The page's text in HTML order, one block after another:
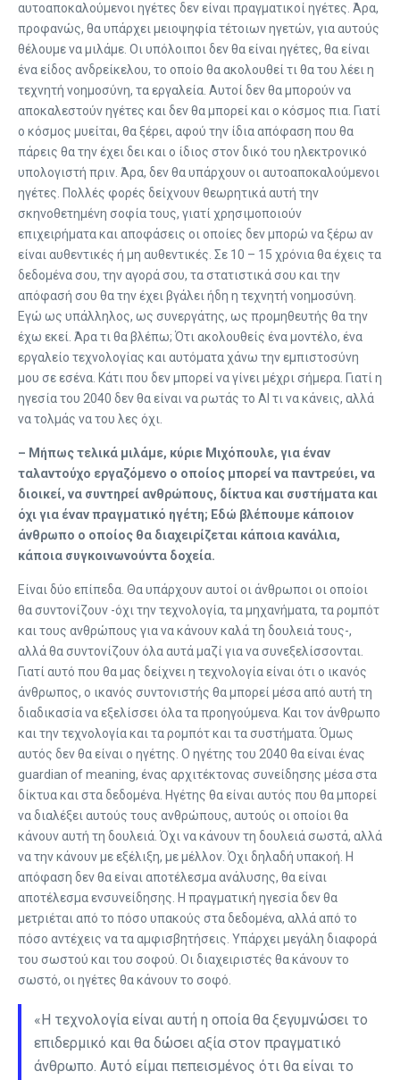
αυτοαποκαλούμενοι ηγέτες δεν είναι πραγματικοί ηγέτες. Άρα,
προφανώς, θα υπάρχει μειοψηφία τέτοιων ηγετών, για αυτούς
θέλουμε να μιλάμε. Οι υπόλοιποι δεν θα είναι ηγέτες, θα είναι
ένα είδος ανδρείκελου, το οποίο θα ακολουθεί τι θα του λέει η
τεχνητή νοημοσύνη, τα εργαλεία. Αυτοί δεν θα μπορούν να
αποκαλεστούν ηγέτες και δεν θα μπορεί και ο κόσμος πια. Γιατί
ο κόσμος μυείται, θα ξέρει, αφού την ίδια απόφαση που θα
πάρεις θα την έχει δει και ο ίδιος στον δικό του ηλεκτρονικό
υπολογιστή πριν. Άρα, δεν θα υπάρχουν οι αυτοαποκαλούμενοι
ηγέτες. Πολλές φορές δείχνουν θεωρητικά αυτή την
σκηνοθετημένη σοφία τους, γιατί χρησιμοποιούν
επιχειρήματα και αποφάσεις οι οποίες δεν μπορώ να ξέρω αν
είναι αυθεντικές ή μη αυθεντικές. Σε 10 – 15 χρόνια θα έχεις τα
δεδομένα σου, την αγορά σου, τα στατιστικά σου και την
απόφασή σου θα την έχει βγάλει ήδη η τεχνητή νοημοσύνη.
Εγώ ως υπάλληλος, ως συνεργάτης, ως προμηθευτής θα την
έχω εκεί. Άρα τι θα βλέπω; Ότι ακολουθείς ένα μοντέλο, ένα
εργαλείο τεχνολογίας και αυτόματα χάνω την εμπιστοσύνη
μου σε εσένα. Κάτι που δεν μπορεί να γίνει μέχρι σήμερα. Γιατί η
ηγεσία του 2040 δεν θα είναι να ρωτάς το AI τι να κάνεις, αλλά
να τολμάς να του λες όχι.
– Μήπως τελικά μιλάμε, κύριε Μιχόπουλε, για έναν
ταλαντούχο εργαζόμενο ο οποίος μπορεί να παντρεύει, να
διοικεί, να συντηρεί ανθρώπους, δίκτυα και συστήματα και
όχι για έναν πραγματικό ηγέτη; Εδώ βλέπουμε κάποιον
άνθρωπο ο οποίος θα διαχειρίζεται κάποια κανάλια,
κάποια συγκοινωνούντα δοχεία.
Είναι δύο επίπεδα. Θα υπάρχουν αυτοί οι άνθρωποι οι οποίοι
θα συντονίζουν -όχι την τεχνολογία, τα μηχανήματα, τα ρομπότ
και τους ανθρώπους για να κάνουν καλά τη δουλειά τους-,
αλλά θα συντονίζουν όλα αυτά μαζί για να συνεξελίσσονται.
Γιατί αυτό που θα μας δείχνει η τεχνολογία είναι ότι ο ικανός
άνθρωπος, ο ικανός συντονιστής θα μπορεί μέσα από αυτή τη
διαδικασία να εξελίσσει όλα τα προηγούμενα. Και τον άνθρωπο
και την τεχνολογία και τα ρομπότ και τα συστήματα. Όμως
αυτός δεν θα είναι ο ηγέτης. Ο ηγέτης του 2040 θα είναι ένας
guardian of meaning, ένας αρχιτέκτονας συνείδησης μέσα στα
δίκτυα και στα δεδομένα. Ηγέτης θα είναι αυτός που θα μπορεί
να διαλέξει αυτούς τους ανθρώπους, αυτούς οι οποίοι θα
κάνουν αυτή τη δουλειά. Όχι να κάνουν τη δουλειά σωστά, αλλά
να την κάνουν με εξέλιξη, με μέλλον. Όχι δηλαδή υπακοή. Η
απόφαση δεν θα είναι αποτέλεσμα ανάλυσης, θα είναι
αποτέλεσμα ενσυνείδησης. Η πραγματική ηγεσία δεν θα
μετριέται από το πόσο υπακούς στα δεδομένα, αλλά από το
πόσο αντέχεις να τα αμφισβητήσεις. Υπάρχει μεγάλη διαφορά
του σωστού και του σοφού. Οι διαχειριστές θα κάνουν το
σωστό, οι ηγέτες θα κάνουν το σοφό.
«Η τεχνολογία είναι αυτή η οποία θα ξεγυμνώσει το
επιδερμικό και θα δώσει αξία στον πραγματικό
άνθρωπο. Αυτό είμαι πεπεισμένος ότι θα είναι το